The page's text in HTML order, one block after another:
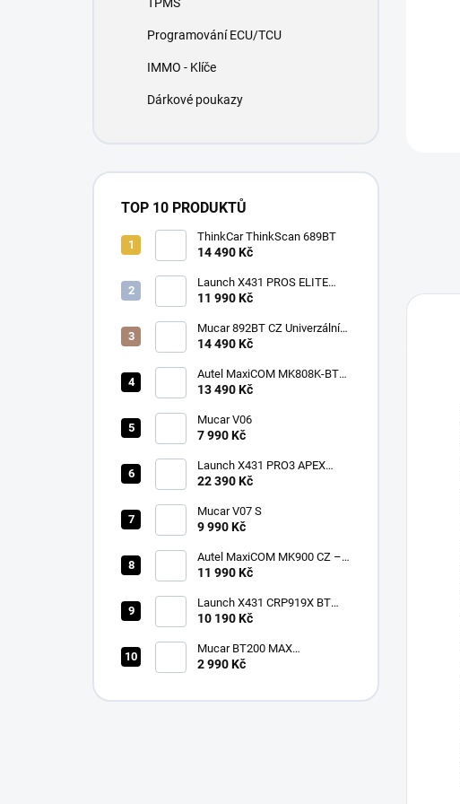
Programování ECU/TCU
IMMO - Klíče
Dárkové poukazy
TOP 10 PRODUKTŮ
ThinkCar ThinkScan 689BT
14 490 Kč
Launch X431 PROS ELITE
2026
11 990 Kč
Mucar 892BT CZ Univerzální
diagnostika , CAN-FD, DOIP
14 490 Kč
Autel MaxiCOM MK808K-BT
CZ
13 490 Kč
Mucar V06
7 990 Kč
Launch X431 PRO3 APEX
2026 CZ
22 390 Kč
Mucar V07 S
9 990 Kč
Autel MaxiCOM MK900 CZ –
2026 profesionální
11 990 Kč
Launch X431 CRP919X BT
Bluetooth
10 190 Kč
Mucar BT200 MAX
multiznačková diagnostika v
2 990 Kč